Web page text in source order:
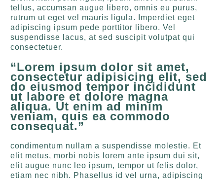
tellus, accumsan augue libero, omnis eu purus,
rutrum ut eget vel mauris ligula. Imperdiet eget
adipiscing ipsum pede porttitor libero. Vel
suspendisse lacus, at sed suscipit volutpat qui
consectetuer.
“Lorem ipsum dolor sit amet,
consectetur adipisicing elit, sed
do eiusmod tempor incididunt
ut labore et dolore magna
aliqua. Ut enim ad minim
veniam, quis ea commodo
consequat.”
condimentum nullam a suspendisse molestie. Et
elit metus, morbi nobis lorem ante ipsum dui sit,
elit augue nunc leo ipsum, tempor ut felis dolor,
etiam nec nibh. Phasellus id vel urna, adipiscing